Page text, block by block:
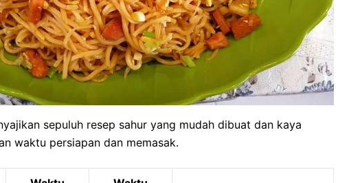
sepuluh resep sahur yang mudah dibuat dan kaya
waktu persiapan dan memasak.